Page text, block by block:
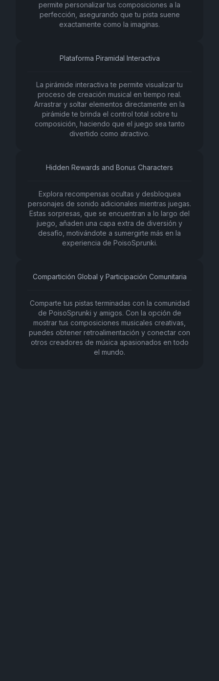
permite personalizar tus composiciones a la
perfección, asegurando que tu pista suene
exactamente como la imaginas.
Plataforma Piramidal Interactiva
La pirámide interactiva te permite visualizar tu
proceso de creación musical en tiempo real.
Arrastrar y soltar elementos directamente en la
pirámide te brinda el control total sobre tu
composición, haciendo que el juego sea tanto
divertido como atractivo.
Hidden Rewards and Bonus Characters
Explora recompensas ocultas y desbloquea
personajes de sonido adicionales mientras juegas.
Estas sorpresas, que se encuentran a lo largo del
juego, añaden una capa extra de diversión y
desafío, motivándote a sumergirte más en la
experiencia de PoisoSprunki.
Compartición Global y Participación Comunitaria
Comparte tus pistas terminadas con la comunidad
de PoisoSprunki y amigos. Con la opción de
mostrar tus composiciones musicales creativas,
puedes obtener retroalimentación y conectar con
otros creadores de música apasionados en todo
el mundo.